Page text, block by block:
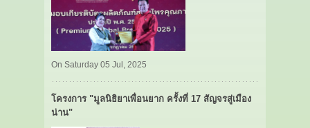
On Saturday 05 Jul, 2025
โครงการ "มูลนิธิยาเพื่อนยาก ครั้งที่ 17 สัญจรสู่เมือง
น่าน"